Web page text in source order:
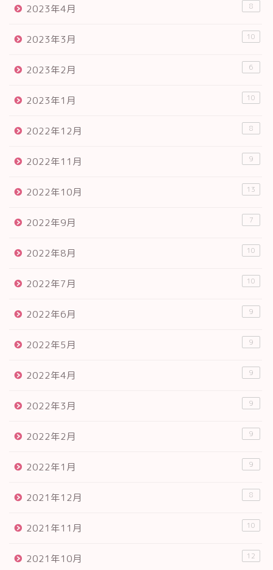
2023年4月 8
2023年3月 10
2023年2月 6
2023年1月 10
2022年12月 8
2022年11月 9
2022年10月 13
2022年9月 7
2022年8月 10
2022年7月 10
2022年6月 9
2022年5月 9
2022年4月 9
2022年3月 9
2022年2月 9
2022年1月 9
2021年12月 8
2021年11月 10
2021年10月 12